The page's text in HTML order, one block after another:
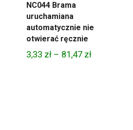
NC044 Brama
uruchamiana
automatycznie nie
otwierać ręcznie
3,33 zł – 81,47 złZakres